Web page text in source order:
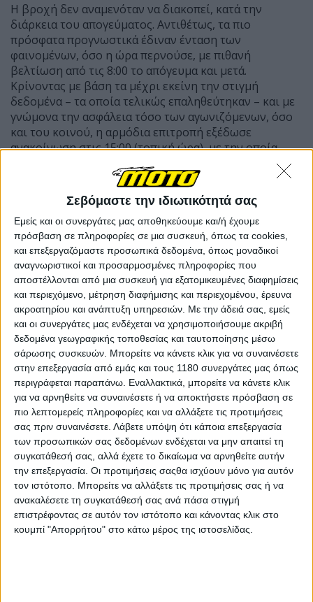
Σεβόμαστε την ιδιωτικότητά σας
Εμείς και οι συνεργάτες μας αποθηκεύουμε και/ή έχουμε
πρόσβαση σε πληροφορίες σε μια συσκευή, όπως τα cookies,
και επεξεργαζόμαστε προσωπικά δεδομένα, όπως μοναδικοί
αναγνωριστικοί και προσαρμοσμένες πληροφορίες που
αποστέλλονται από μια συσκευή για εξατομικευμένες διαφημίσεις
και περιεχόμενο, μέτρηση διαφήμισης και περιεχομένου, έρευνα
ακροατηρίου και ανάπτυξη υπηρεσιών. Με την άδειά σας, εμείς
και οι συνεργάτες μας ενδέχεται να χρησιμοποιήσουμε ακριβή
δεδομένα γεωγραφικής τοποθεσίας και ταυτοποίησης μέσω
σάρωσης συσκευών. Μπορείτε να κάνετε κλικ για να συναινέσετε
στην επεξεργασία από εμάς και τους 1180 συνεργάτες μας όπως
περιγράφεται παραπάνω. Εναλλακτικά, μπορείτε να κάνετε κλικ
για να αρνηθείτε να συναινέσετε ή να αποκτήσετε πρόσβαση σε
πιο λεπτομερείς πληροφορίες και να αλλάξετε τις προτιμήσεις
σας πριν συναινέσετε. Λάβετε υπόψη ότι κάποια επεξεργασία
των προσωπικών σας δεδομένων ενδέχεται να μην απαιτεί τη
συγκατάθεσή σας, αλλά έχετε το δικαίωμα να αρνηθείτε αυτήν
την επεξεργασία. Οι προτιμήσεις σαςθα ισχύουν μόνο για αυτόν
τον ιστότοπο. Μπορείτε να αλλάξετε τις προτιμήσεις σας ή να
ανακαλέσετε τη συγκατάθεσή σας ανά πάσα στιγμή
επιστρέφοντας σε αυτόν τον ιστότοπο και κάνοντας κλικ στο
κουμπί "Απορρήτου" στο κάτω μέρος της ιστοσελίδας.
Η βροχή δεν αναμενόταν να διακοπεί, κατά την
διάρκεια του απογεύματος. Αντιθέτως, τα πιο
πρόσφατα προγνωστικά έδιναν ένταση των
φαινομένων, όσο η ώρα περνούσε, με πιθανή
βελτίωση από τις 8:00 το απόγευμα και μετά.
Κρίνοντας με βάση τα μέχρι εκείνη την στιγμή
δεδομένα – τα οποία τελικώς επαληθεύτηκαν – και με
γνώμονα την ασφάλεια τόσο των αγωνιζόμενων, όσο
και του κοινού, η αρμόδια επιτροπή εξέδωσε
ανακοίνωση στις 15:00 (τοπική ώρα), με την οποία
ακύρωνε οποιαδήποτε αγωνιστική δραστηριότητα,
Οι αγώνες της Παρασκευής μεταφέρθηκαν για το
Σάββατο 8/6, την τελευταία αγωνιστική ημέρα του TT,
η οποία θα είναι αρκετά φορτωμένη. Έτσι, πέρα από
τον αγώνα Senior TT, ο οποίος ήταν έτσι κι αλλιώς
προγραμματισμένος, ως είθισται, το απόγευμα του
Σαββάτου, ρίχνοντας την αυλαία για το φετινό TT, την
ίδια μέρα θα έχουμε τόσο τον 2ο αγώνα Supersport
TT, όσο και τον 2ο των Supertwin TT. Οι δρόμοι